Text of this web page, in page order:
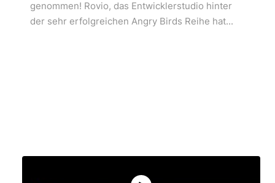
genommen! Rovio, das Entwicklerstudio hinter
der sehr erfolgreichen Angry Birds Reihe hat...